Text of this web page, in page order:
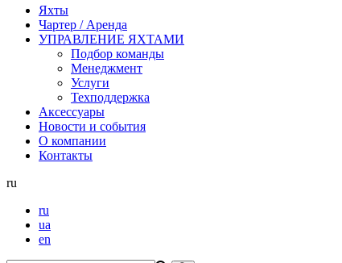
Яхты
Чартер / Аренда
УПРАВЛЕНИЕ ЯХТАМИ
Подбор команды
Менеджмент
Услуги
Техподдержка
Аксессуары
Новости и события
О компании
Контакты
ru
ru
ua
en